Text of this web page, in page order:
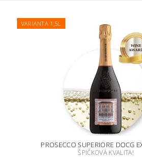
VARIANTA 1,5L
PROSECCO SUPERIORE DOCG
ŠPIČKOVÁ KVALITA!